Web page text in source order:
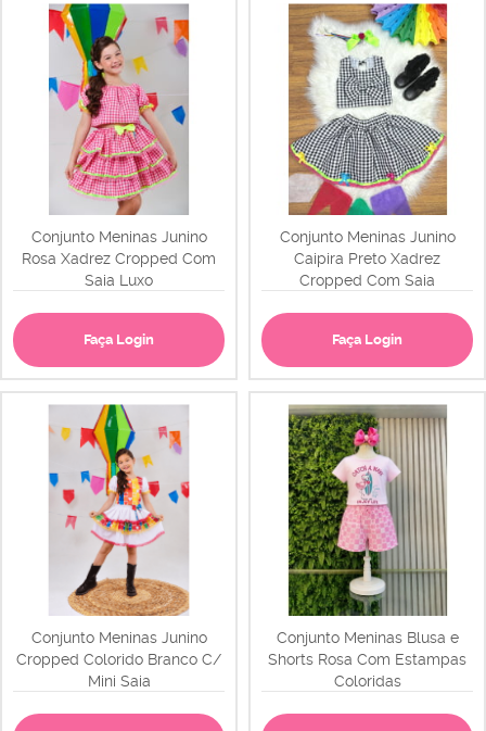
Conjunto Meninas Junino
Rosa Xadrez Cropped Com
Saia Luxo
Faça Login
Conjunto Meninas Junino
Caipira Preto Xadrez
Cropped Com Saia
Faça Login
Conjunto Meninas Junino
Cropped Colorido Branco C/
Mini Saia
Conjunto Meninas Blusa e
Shorts Rosa Com Estampas
Coloridas